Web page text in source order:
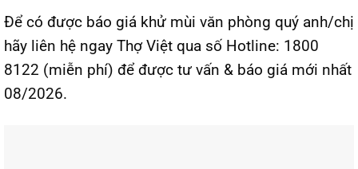
Để có được báo giá khử mùi văn phòng quý anh/chị
hãy liên hệ ngay Thợ Việt qua số Hotline: 1800
8122 (miễn phí) để được tư vấn & báo giá mới nhất
08/2026.